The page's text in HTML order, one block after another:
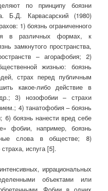
по принципу боязни
Б.Д. Карвасарский (1980)
1) боязнь ограниченного
в различных формах, к
замкнутого пространства,
– агорафобия; 2)
жизнью: боязнь
страх перед публичным
какое-либо действие в
3) нозофобии – страхи
4) танатофобия – боязнь
6) боязнь нанести вред себе
фобии, например, боязнь
слова в обществе; 8)
испуга [5].
иррациональных
объектами или